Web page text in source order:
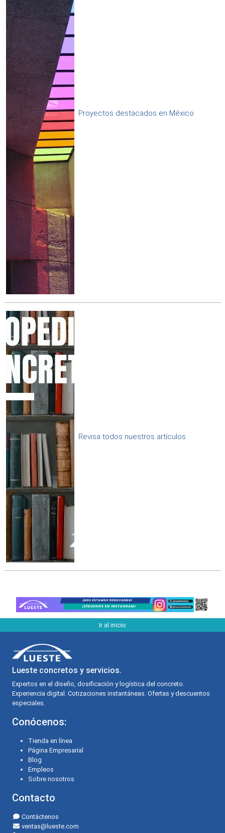
Proyectos destacados en México
Revisa todos nuestros artículos
Ir al inicio
Lueste concretos y servicios.
Expertos en el diseño, dosificación y logística del concreto.
Experiencia digital. Cotizaciones instantáneas. Ofertas y descuentos
especiales.
Conócenos:
Tienda en línea
Página Empresarial
Blog
Empleos
Sobre nosotros
Contacto
Contáctenos
ventas@lueste.com